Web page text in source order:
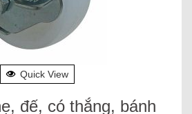
Quick View
đế, có thắng, bánh